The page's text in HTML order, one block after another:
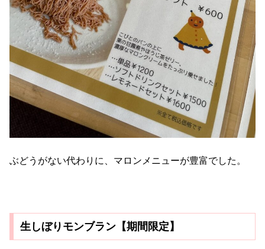
ぶどうがない代わりに、マロンメニューが豊富でした。
生しぼりモンブラン【期間限定】